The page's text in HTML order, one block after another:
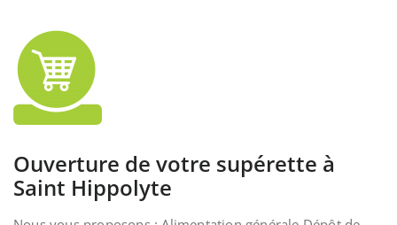
Ouverture de votre supérette à
Saint Hippolyte